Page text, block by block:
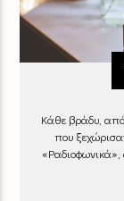
Κάθε βράδυ, από
που
«Ραδιοφωνικά»,